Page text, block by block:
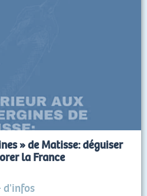
» de Matisse: déguiser
la France
d'infos